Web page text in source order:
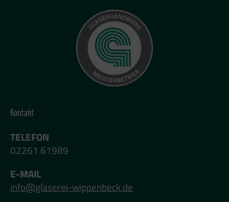
Kontakt
TELEFON
02261 61989
E-MAIL
info@glaserei-wippenbeck.de